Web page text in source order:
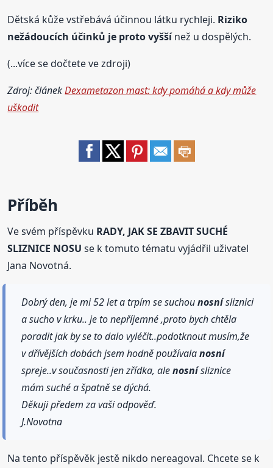
Dětská kůže vstřebává účinnou látku rychleji. Riziko
nežádoucích účinků je proto vyššínež u dospělých.
(...více se dočtete ve zdroji)
Zdroj: článekDexametazon mast: kdy pomáhá a kdy může
uškodit
Příběh
Ve svém příspěvku RADY, JAK SE ZBAVIT SUCHÉ
SLIZNICE NOSU se k tomuto tématu vyjádřil uživatel
Jana Novotná.
Dobrý den, je mi 52 let a trpím se suchounosnísliznici
a sucho v krku.. je to nepříjemné ,proto bych chtěla
poradit jak by se to dalo vyléčit..podotknout musím,že
v dřívějších dobách jsem hodně používalanosní
spreje..v současnosti jen zřídka, alenosnísliznice
mám suché a špatně se dýchá.
Děkuji předem za vaši odpověď.
J.Novotna
Na tento příspěvěk jestě nikdo nereagoval. Chcete se k